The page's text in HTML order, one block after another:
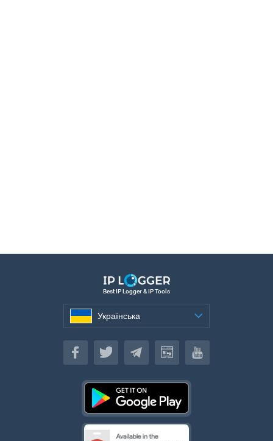
Best IP Logger & IP Tools
Українська
Українська